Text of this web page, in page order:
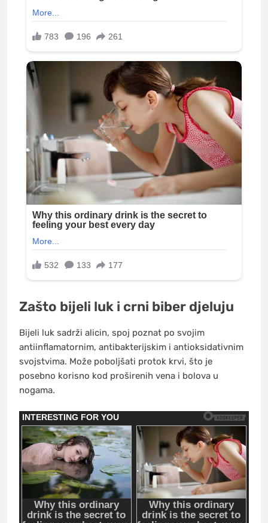
Zašto bijeli luk i crni biber djeluju
Bijeli luk sadrži alicin, spoj poznat po svojim
antiinflamatornim, antibakterijskim i antioksidativnim
svojstvima. Može poboljšati protok krvi, što je
posebno korisno kod proširenih vena i bolova u
nogama.